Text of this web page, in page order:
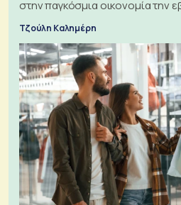
στην παγκόσμια οικονομία την
Τζούλη Καλημέρη